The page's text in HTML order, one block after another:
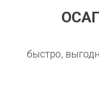
быстро,